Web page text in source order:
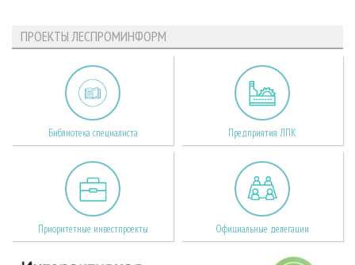
ПРОЕКТЫ ЛЕСПРОМИНФОРМ
Библиотека специалиста Предприятия ЛПК
Приоритетные инвестпроекты Официальные делегации